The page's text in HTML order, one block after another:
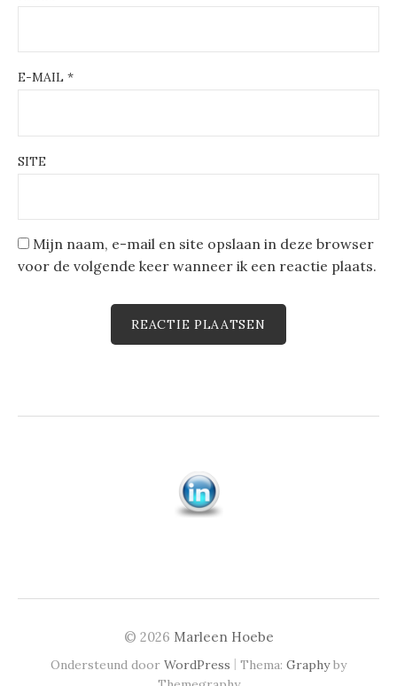
E-MAIL *
SITE
Mijn naam, e-mail en site opslaan in deze browser
voor de volgende keer wanneer ik een reactie plaats.
© 2026 Marleen Hoebe
Ondersteund door WordPress | Thema: Graphyby